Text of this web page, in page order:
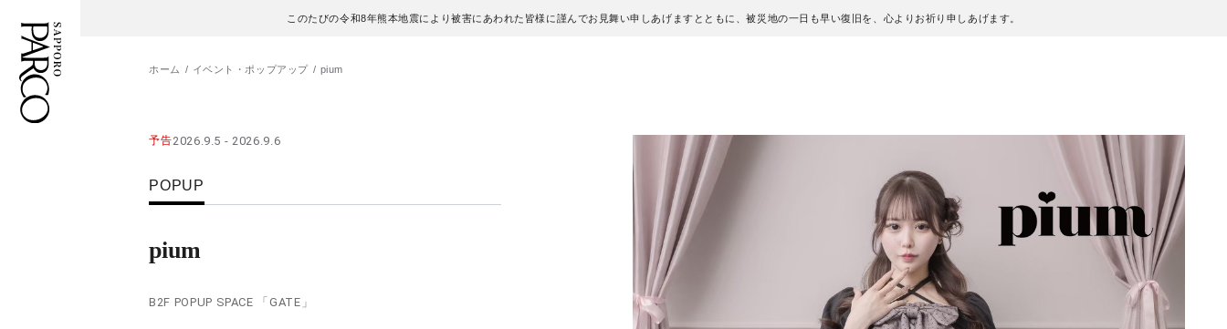
このたびの令和8年熊本地震により被害にあわれた皆様に謹んでお見舞い申しあげますとともに、被災地の一日も早い復旧を、心よりお祈り申しあげます。
フロアガイド
施設案内・アクセス
ニュース
ENGLISH
ホーム イベント・ポップアップ pium
予告2026.9.5 - 2026.9.6
POPUP
pium
B2F POPUP SPACE 「GATE」